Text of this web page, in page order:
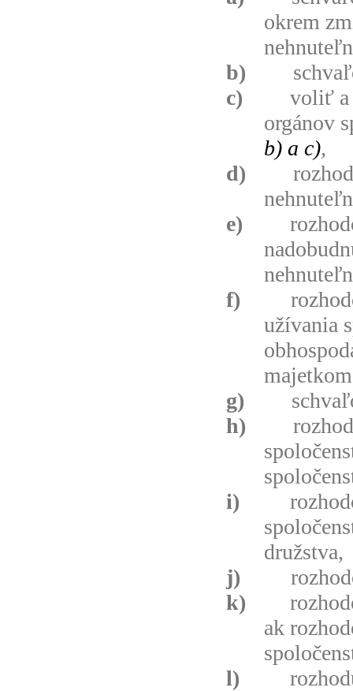
okrem
b)
c)
voliť a
orgánov
b) a c),
d)
e)
f)
užívania
g)
h)
i)
družstva,
j)
k)
ak
l)